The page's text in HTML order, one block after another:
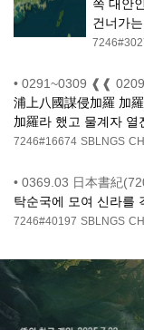
쪽 대안
건너가
• 0291~0309 ❰❰
浦上八國謀侵加羅 加
加羅라 했고 물계자
7246#16674 SBLNGS
• 0369.03 日本書紀
탁순국에 모여 신라를
7246#40197 SBLNGS